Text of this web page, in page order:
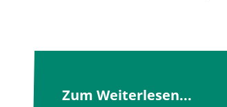
Zum Weiterlesen...